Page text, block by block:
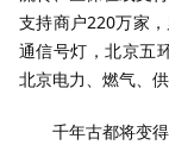
支持商户220万家
通信号灯，北京五
北京电力、燃气、
千年古都将变